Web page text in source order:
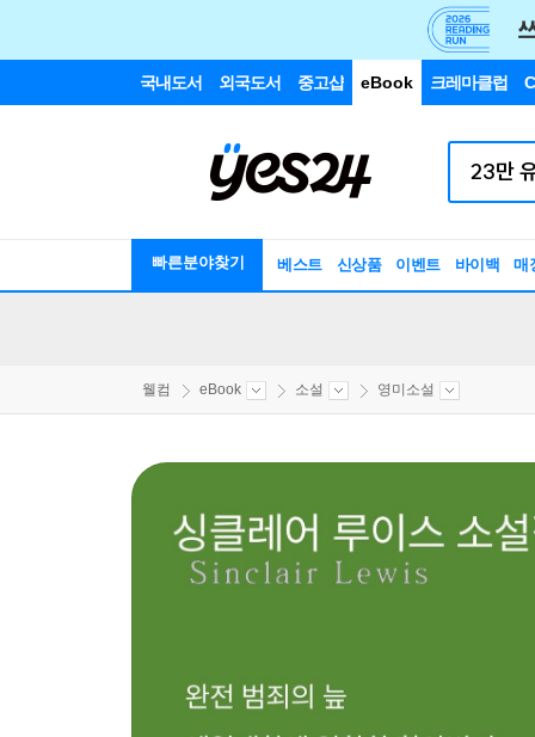
국내도서 외국도서 중고샵 eBook 크레마클럽
빠른분야찾기 베스트 신상품 이벤트 바이백 매
웰컴 eBook 소설 영미소설